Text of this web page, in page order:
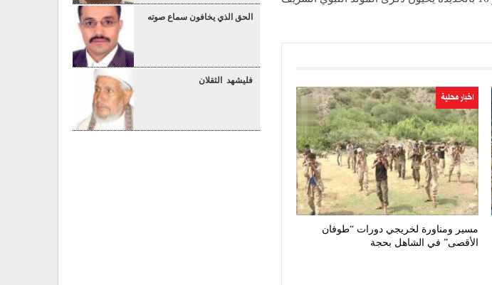
اخبار محلية
مسير ومناورة لخريجي دورات “طوفان
الأقصى” في الشاهل بحجة
الحق الذي يخافون سماع صوته
فليشهد الثقلان